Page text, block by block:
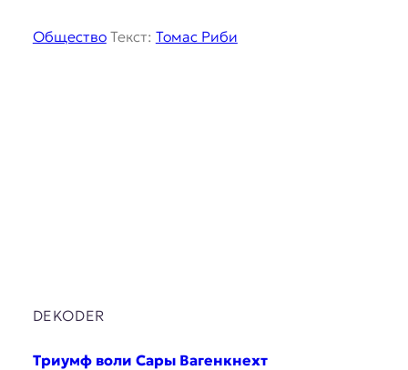
ОбществоТекст: Томас Риби
DEKODER
Триумф воли Сары Вагенкнехт